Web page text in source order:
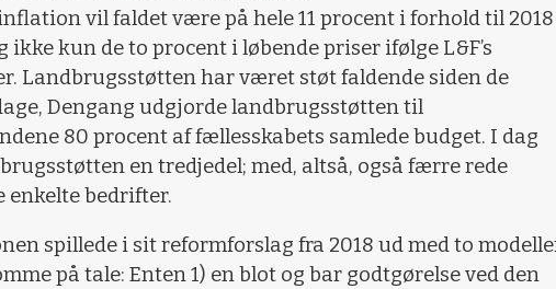
vil faldet være på hele 11 procent i forhold til
ikke kun de to procent i løbende priser ifølge L&F’s
Landbrugsstøtten har været støt faldende siden de
Dengang udgjorde landbrugsstøtten til
80 procent af fællesskabets samlede budget. I dag
en tredjedel; med, altså, også færre rede
enkelte bedrifter.
spillede i sit reformforslag fra 2018 ud med to
på tale: Enten 1) en blot og bar godtgørelse ved den